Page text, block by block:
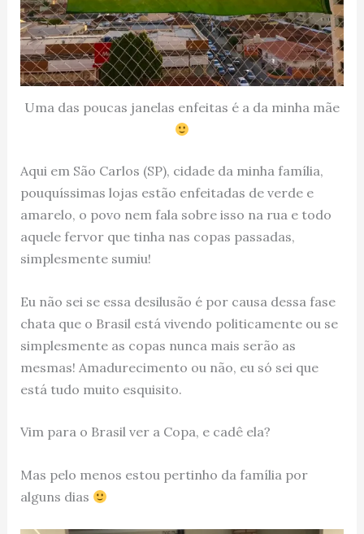
Uma das poucas janelas enfeitas é a da minha mãe
Aqui em São Carlos (SP), cidade da minha família,
pouquíssimas lojas estão enfeitadas de verde e
amarelo, o povo nem fala sobre isso na rua e todo
aquele fervor que tinha nas copas passadas,
simplesmente sumiu!
Eu não sei se essa desilusão é por causa dessa fase
chata que o Brasil está vivendo politicamente ou se
simplesmente as copas nunca mais serão as
mesmas! Amadurecimento ou não, eu só sei que
está tudo muito esquisito.
Vim para o Brasil ver a Copa, e cadê ela?
Mas pelo menos estou pertinho da família por
alguns dias